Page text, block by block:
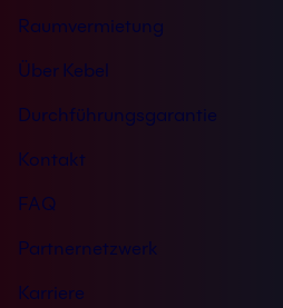
Raumvermietung
Über Kebel
Durchführungsgarantie
Kontakt
FAQ
Partnernetzwerk
Karriere